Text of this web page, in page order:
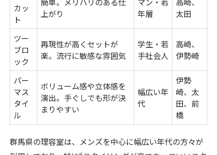
カッ
ト
上がり
年層
太田
ツー
ブロ
ック
再現性が高くセットが
楽。流行に敏感な雰囲気
学生・若
手社会人
高崎、
伊勢崎
パー
マス
タイ
ル
ボリューム感や立体感を
演出。手ぐしでも形が決
まりやすい
幅広い年
代
伊勢
崎、太
田、前
橋
群馬県の理容室は、メンズを中心に幅広い年代の方々が